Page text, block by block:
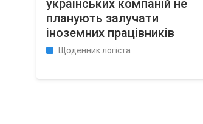
українських компаній не
планують залучати
іноземних працівників
Щоденник логіста